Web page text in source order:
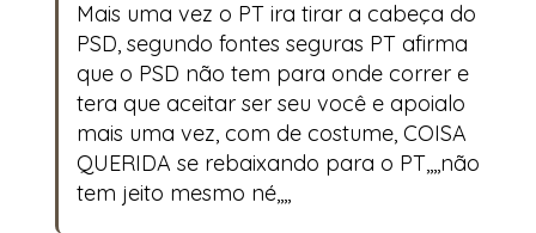
Mais uma vez o PT ira tirar a cabeça do
PSD, segundo fontes seguras PT afirma
que o PSD não tem para onde correr e
tera que aceitar ser seu você e apoialo
mais uma vez, com de costume, COISA
QUERIDA se rebaixando para o PT,,,,não
tem jeito mesmo né,,,,